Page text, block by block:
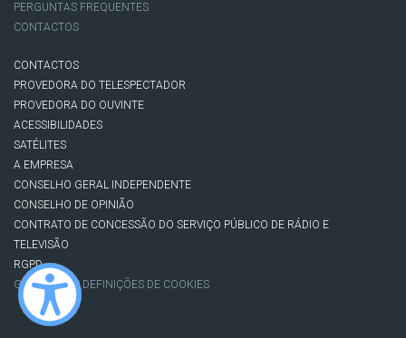
PERGUNTAS FREQUENTES
CONTACTOS
CONTACTOS
PROVEDORA DO TELESPECTADOR
PROVEDORA DO OUVINTE
ACESSIBILIDADES
SATÉLITES
A EMPRESA
CONSELHO GERAL INDEPENDENTE
CONSELHO DE OPINIÃO
CONTRATO DE CONCESSÃO DO SERVIÇO PÚBLICO DE RÁDIO E
TELEVISÃO
RGPD
GESTÃO DAS DEFINIÇÕES DE COOKIES